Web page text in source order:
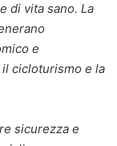
di vita sano. La
e
cicloturismo e la
sicurezza e